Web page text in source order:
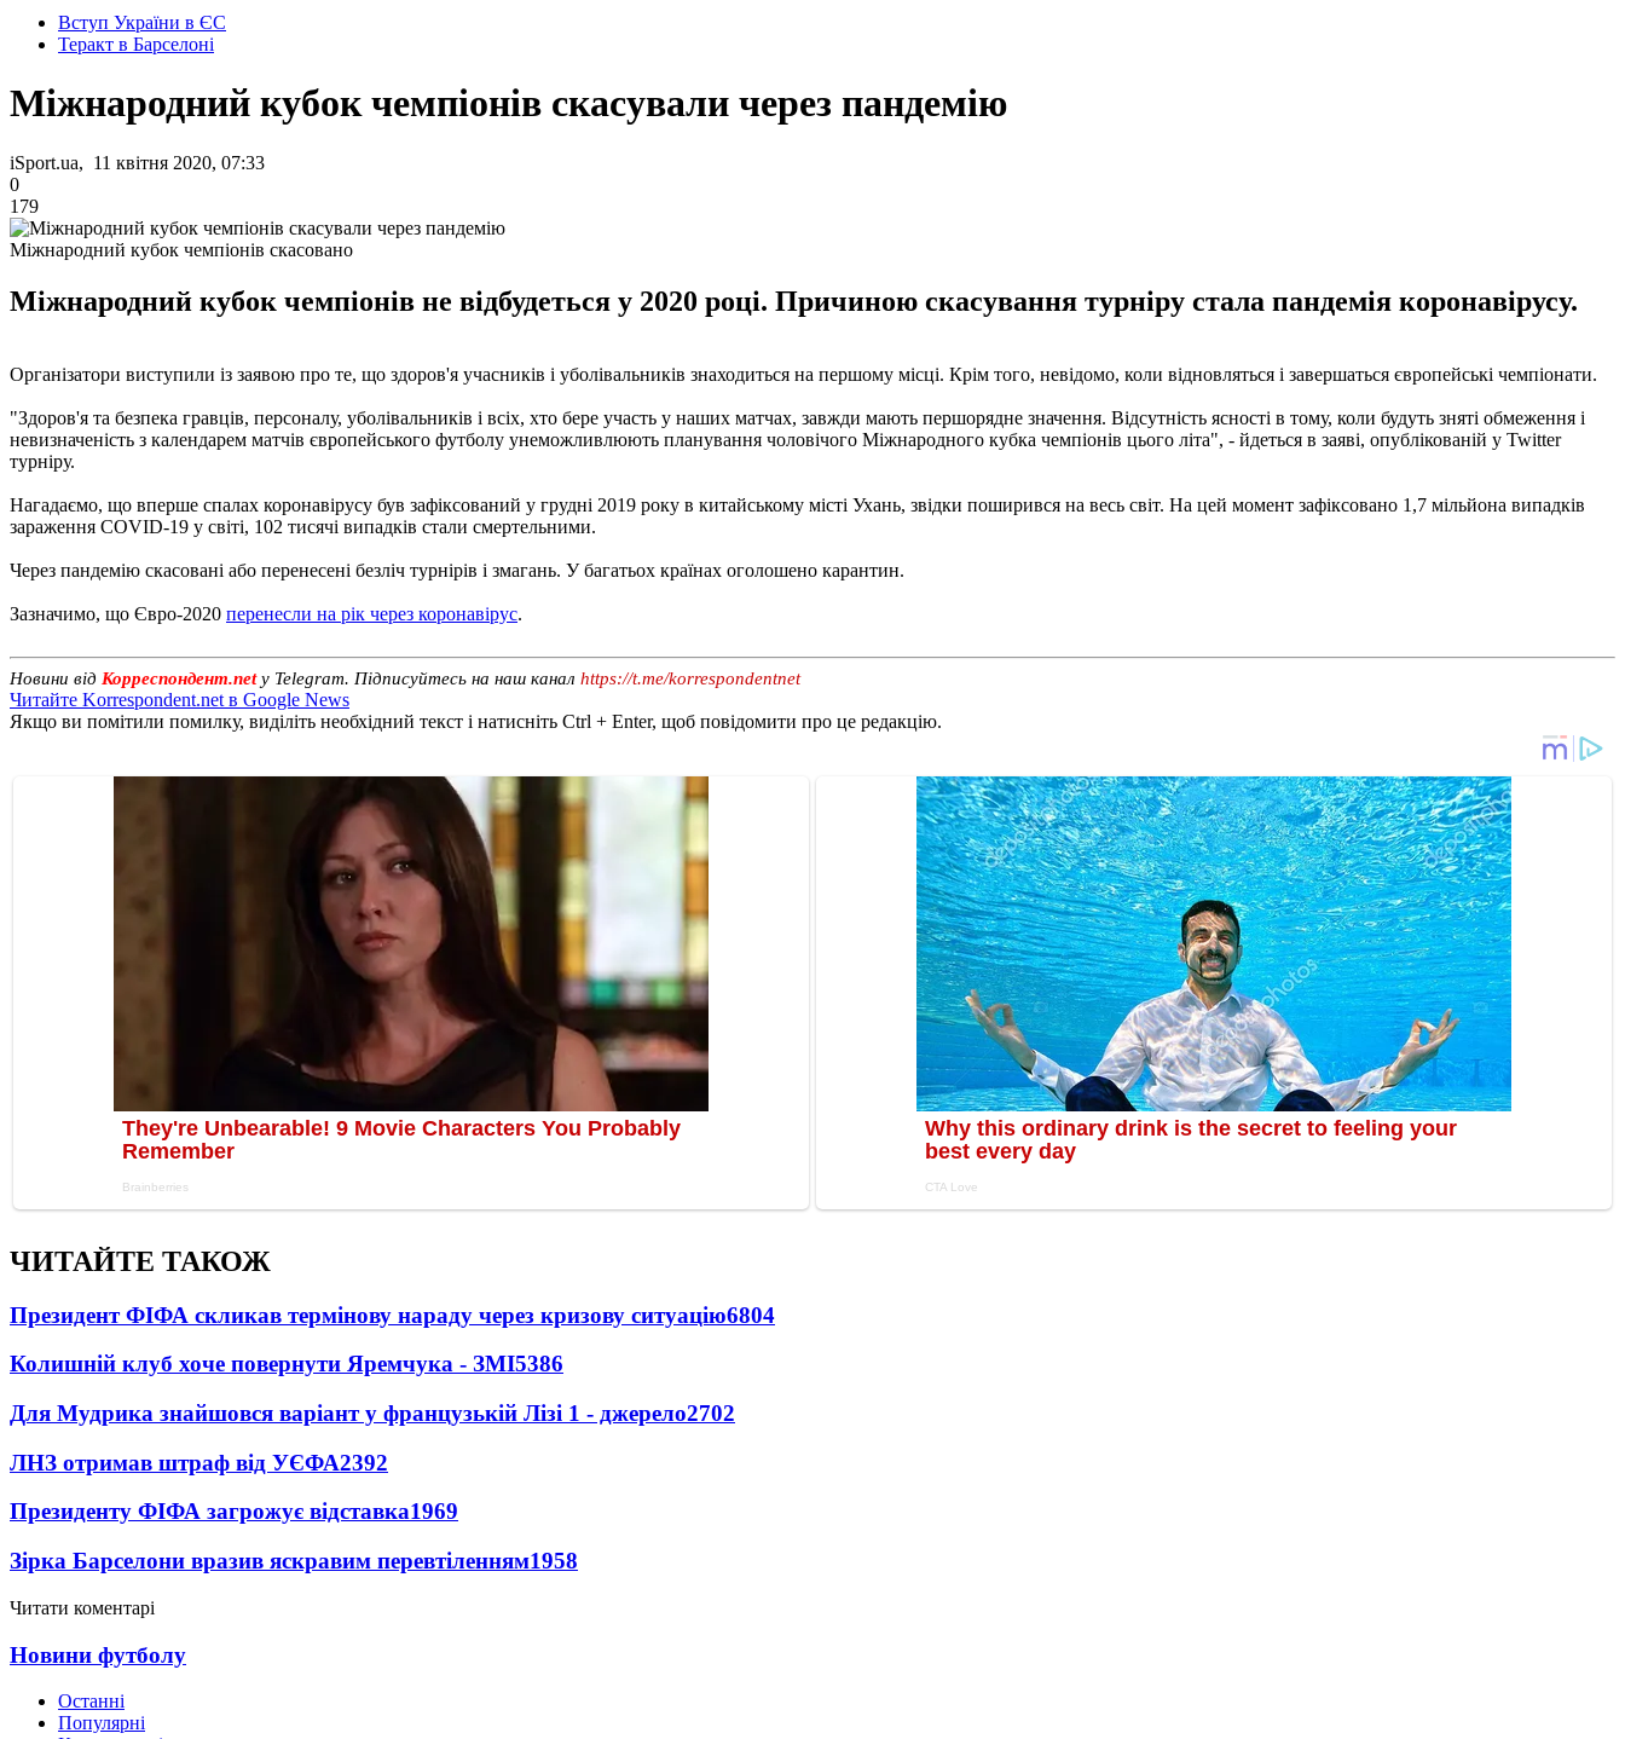
Вступ України в ЄС
Теракт в Барселоні
Міжнародний кубок чемпіонів скасували через пандемію
iSport.ua, 11 квітня 2020, 07:33
0
179
Міжнародний кубок чемпіонів скасовано
Міжнародний кубок чемпіонів не відбудеться у 2020 році. Причиною скасування турніру стала пандемія коронавірусу.
Організатори виступили із заявою про те, що здоров'я учасників і уболівальників знаходиться на першому місці. Крім того, невідомо, коли відновляться і завершаться європейські чемпіонати.
"Здоров'я та безпека гравців, персоналу, уболівальників і всіх, хто бере участь у наших матчах, завжди мають першорядне значення. Відсутність ясності в тому, коли будуть зняті обмеження і
невизначеність з календарем матчів європейського футболу унеможливлюють планування чоловічого Міжнародного кубка чемпіонів цього літа", - йдеться в заяві, опублікованій у Twitter
турніру.
Нагадаємо, що вперше спалах коронавірусу був зафіксований у грудні 2019 року в китайському місті Ухань, звідки поширився на весь світ. На цей момент зафіксовано 1,7 мільйона випадків
зараження COVID-19 у світі, 102 тисячі випадків стали смертельними.
Через пандемію скасовані або перенесені безліч турнірів і змагань. У багатьох країнах оголошено карантин.
Зазначимо, що Євро-2020 перенесли на рік через коронавірус.
Новини від Корреспондент.netу Telegram. Підписуйтесь на наш канал https://t.me/korrespondentnet
Читайте Korrespondent.net в Google News
Якщо ви помітили помилку, виділіть необхідний текст і натисніть Ctrl + Enter, щоб повідомити про це редакцію.
ЧИТАЙТЕ ТАКОЖ
Президент ФІФА скликав термінову нараду через кризову ситуацію6804
Колишній клуб хоче повернути Яремчука - ЗМІ5386
Для Мудрика знайшовся варіант у французькій Лізі 1 - джерело2702
ЛНЗ отримав штраф від УЄФА2392
Президенту ФІФА загрожує відставка1969
Зірка Барселони вразив яскравим перевтіленням1958
Читати коментарі
Новини футболу
Останні
Популярні